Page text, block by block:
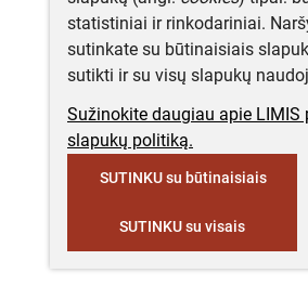
statistiniai ir rinkodariniai.
sutinkate su būtinaisiais
sutikti ir su visų slapukų
Sužinokite daugiau apie LIMIS
slapukų politiką.
SUTINKU su būtinaisiais
SUTINKU su visais